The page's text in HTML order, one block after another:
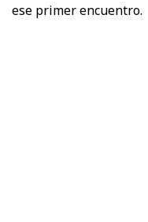
ese primer encuentro.